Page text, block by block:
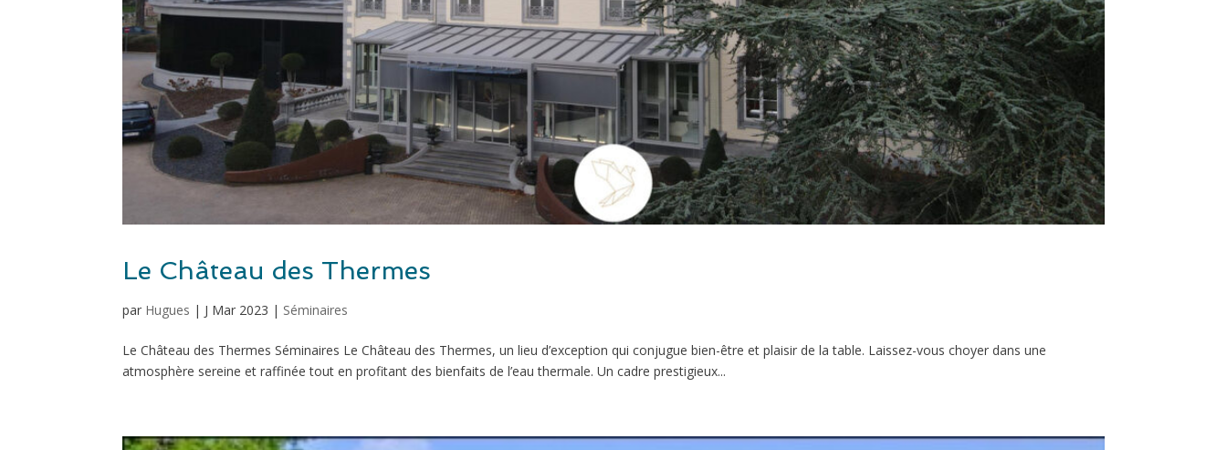
Le Château des Thermes
par Hugues | J Mar 2023 | Séminaires
Le Château des Thermes Séminaires Le Château des Thermes, un lieu d’exception qui conjugue bien-être et plaisir de la table. Laissez-vous choyer dans une
atmosphère sereine et raffinée tout en profitant des bienfaits de l’eau thermale. Un cadre prestigieux...